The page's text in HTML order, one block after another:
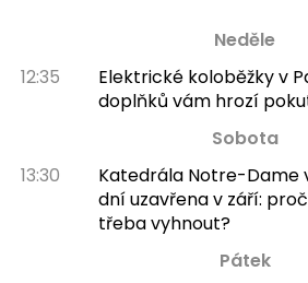
Neděle
12:35
Elektrické koloběžky v
doplňků vám hrozí
Sobota
13:30
Katedrála Notre-Dame
dní uzavřena v září:
třeba vyhnout?
Pátek